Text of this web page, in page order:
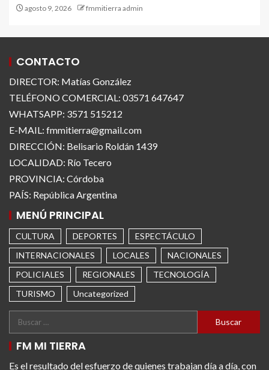
agosto 9, 2026 fmmitierra admin
CONTACTO
DIRECTOR: Matías González
TELÉFONO COMERCIAL: 03571 647647
WHATSAPP: 3571 515212
E-MAIL: fmmitierra@gmail.com
DIRECCIÓN: Belisario Roldán 1439
LOCALIDAD: Río Tecero
PROVINCIA: Córdoba
PAÍS: República Argentina
MENÚ PRINCIPAL
CULTURA DEPORTES
ESPECTÁCULO
INTERNACIONALES
LOCALES
NACIONALES
POLICIALES
REGIONALES
TECNOLOGÍA
TURISMO
Uncategorized
FM MI TIERRA
Es el resultado del esfuerzo de quienes trabajan día a día, con